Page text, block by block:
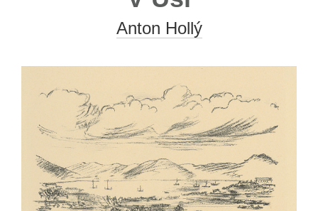
Anton Hollý